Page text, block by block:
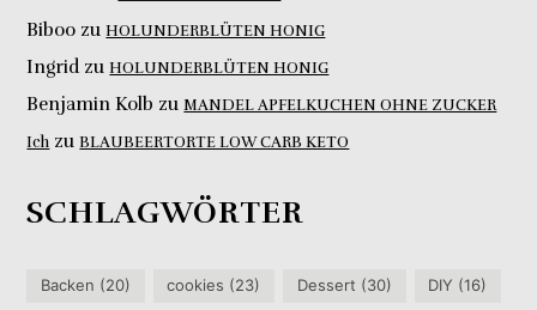
Biboo zuHOLUNDERBLÜTEN HONIG
IngridzuHOLUNDERBLÜTEN HONIG
Benjamin Kolb zuMANDEL APFELKUCHEN OHNE ZUCKER
Ich zuBLAUBEERTORTE LOW CARB KETO
SCHLAGWÖRTER
Backen (20) cookies (23) Dessert (30) DIY (16)